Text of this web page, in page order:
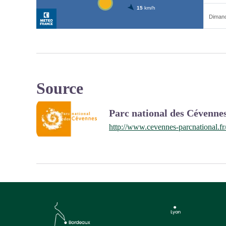
Source
Parc national des
http://www.cevennes-parcnational.fr/